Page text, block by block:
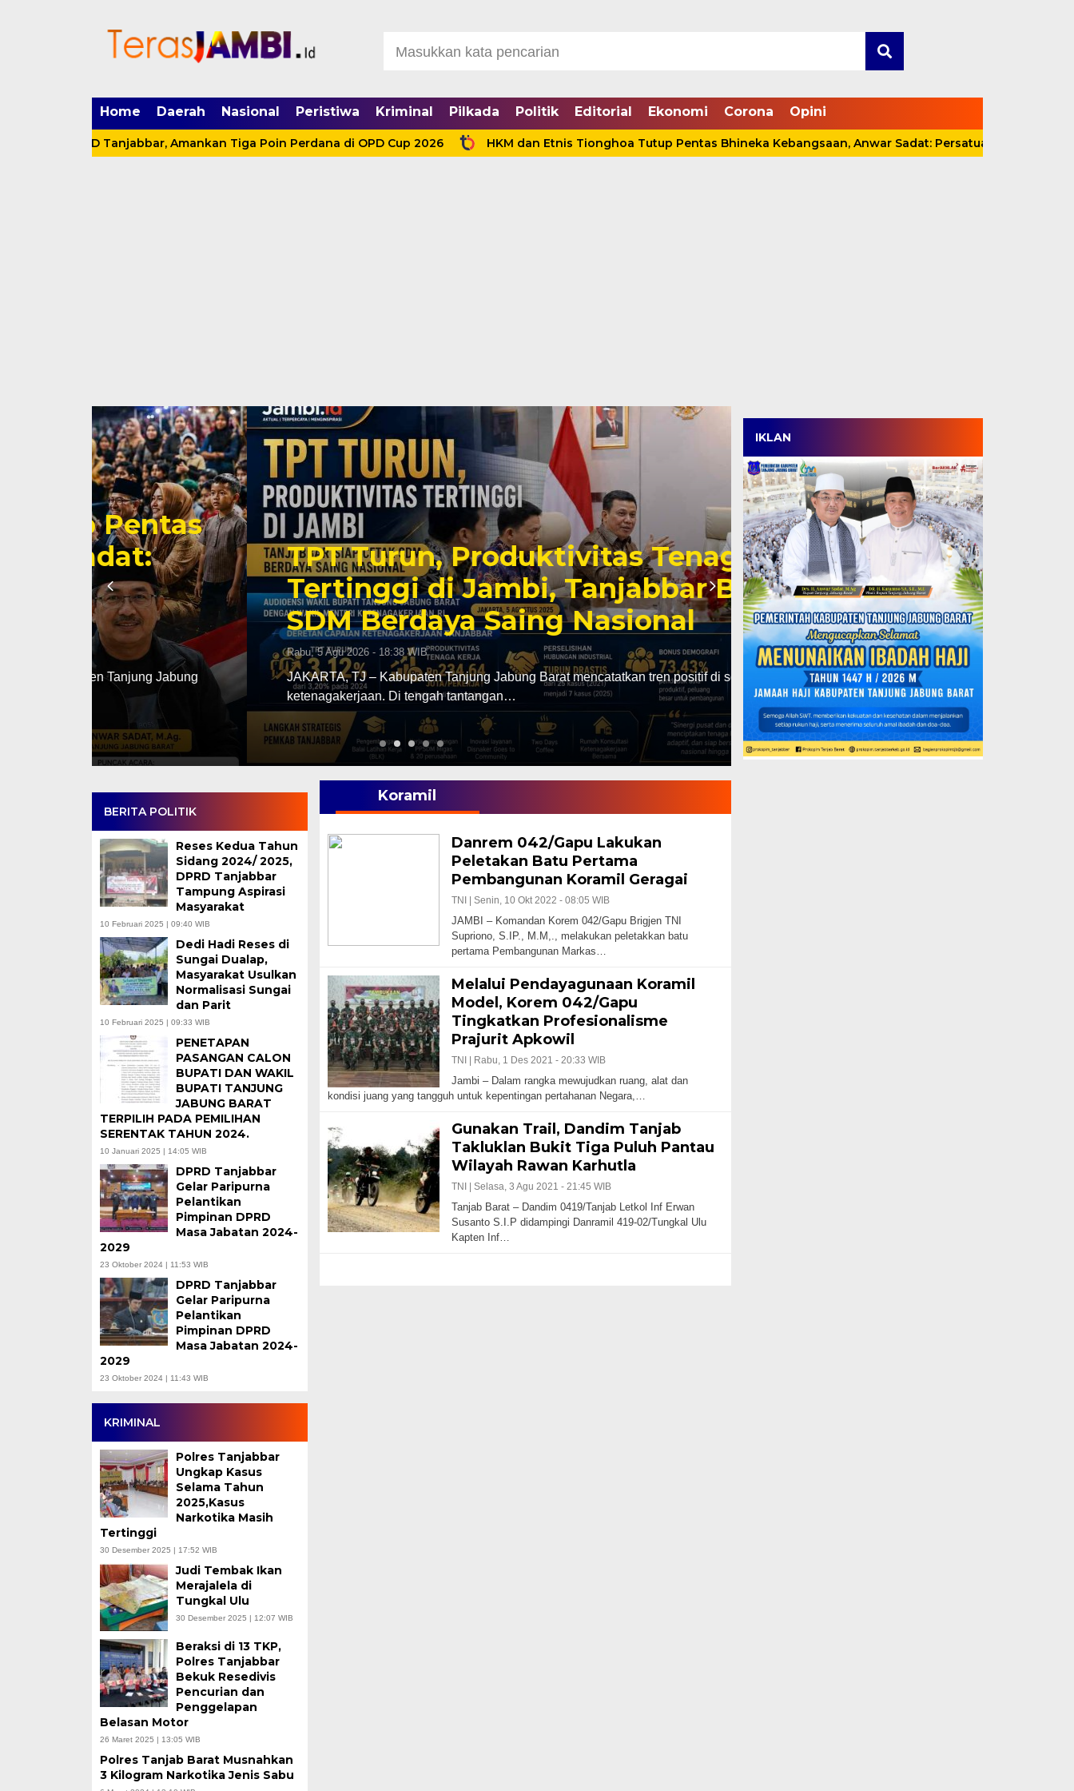
Home Daerah Nasional Peristiwa Kriminal Pilkada Politik Editorial Ekonomi Corona Opini
RSUD Tanjabbar, Amankan Tiga Poin Perdana di OPD Cup 2026 HKM dan Etnis Tionghoa Tutup Pentas Bhineka Kebangsaan, Anwar Sadat: Persatuan Harus Dijaga,
TPT Turun, Produktivitas Tenaga Kerja
Tertinggi di Jambi, Tanjabbar Bidik
SDM Berdaya Saing Nasional
Rabu, 5 Agu 2026 - 18:38 WIB
JAKARTA, TJ – Kabupaten Tanjung Jabung Barat mencatatkan tren positif di sektor
ketenagakerjaan. Di tengah tantangan…
Wabup Katamso
Kemenaker, Dorong
hingga Perluasan
untuk Tenaga Kerja
Rabu, 5 Agu 2026 - 17:18 WIB
JAKARTA, TJ – Pemerintah Kabupaten Tanjung
pembangunan sektor ketenagakerjaan. Wakil Bupati
BERITA POLITIK
Reses Kedua Tahun
Sidang 2024/ 2025,
DPRD Tanjabbar
Tampung Aspirasi
Masyarakat
10 Februari 2025 | 09:40 WIB
Dedi Hadi Reses di
Sungai Dualap,
Masyarakat Usulkan
Normalisasi Sungai
dan Parit
10 Februari 2025 | 09:33 WIB
PENETAPAN
PASANGAN CALON
BUPATI DAN WAKIL
BUPATI TANJUNG
JABUNG BARAT
TERPILIH PADA PEMILIHAN
SERENTAK TAHUN 2024.
10 Januari 2025 | 14:05 WIB
DPRD Tanjabbar
Gelar Paripurna
Pelantikan
Pimpinan DPRD
Masa Jabatan 2024-
2029
23 Oktober 2024 | 11:53 WIB
DPRD Tanjabbar
Gelar Paripurna
Pelantikan
Pimpinan DPRD
Masa Jabatan 2024-
2029
23 Oktober 2024 | 11:43 WIB
KRIMINAL
Polres Tanjabbar
Ungkap Kasus
Selama Tahun
2025,Kasus
Narkotika Masih
Tertinggi
30 Desember 2025 | 17:52 WIB
Judi Tembak Ikan
Merajalela di
Tungkal Ulu
30 Desember 2025 | 12:07 WIB
Beraksi di 13 TKP,
Polres Tanjabbar
Bekuk Resedivis
Pencurian dan
Penggelapan
Belasan Motor
26 Maret 2025 | 13:05 WIB
Polres Tanjab Barat Musnahkan
3 Kilogram Narkotika Jenis Sabu
Koramil
Danrem 042/Gapu Lakukan
Peletakan Batu Pertama
Pembangunan Koramil Geragai
TNI | Senin, 10 Okt 2022 - 08:05 WIB
JAMBI – Komandan Korem 042/Gapu Brigjen TNI
Supriono, S.IP., M.M,., melakukan peletakkan batu
pertama Pembangunan Markas…
Melalui Pendayagunaan Koramil
Model, Korem 042/Gapu
Tingkatkan Profesionalisme
Prajurit Apkowil
TNI | Rabu, 1 Des 2021 - 20:33 WIB
Jambi – Dalam rangka mewujudkan ruang, alat dan
kondisi juang yang tangguh untuk kepentingan pertahanan Negara,…
Gunakan Trail, Dandim Tanjab
Takluklan Bukit Tiga Puluh Pantau
Wilayah Rawan Karhutla
TNI | Selasa, 3 Agu 2021 - 21:45 WIB
Tanjab Barat – Dandim 0419/Tanjab Letkol Inf Erwan
Susanto S.I.P didampingi Danramil 419-02/Tungkal Ulu
Kapten Inf…
IKLAN